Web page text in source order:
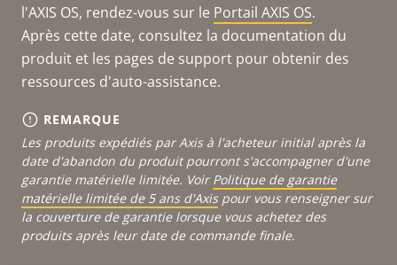
l'AXIS OS, rendez-vous sur le Portail AXIS OS.
Après cette date, consultez la documentation du
produit et les pages de support pour obtenir des
ressources d'auto-assistance.
REMARQUE
Les produits expédiés par Axis à l'acheteur initial après la
date d'abandon du produit pourront s'accompagner d'une
garantie matérielle limitée. Voir Politique de garantie
matérielle limitée de 5 ans d'Axispour vous renseigner sur
la couverture de garantie lorsque vous achetez des
produits après leur date de commande finale.